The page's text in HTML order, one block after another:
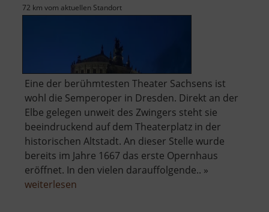
72 km vom aktuellen Standort
Eine der berühmtesten Theater Sachsens ist
wohl die Semperoper in Dresden. Direkt an der
Elbe gelegen unweit des Zwingers steht sie
beeindruckend auf dem Theaterplatz in der
historischen Altstadt. An dieser Stelle wurde
bereits im Jahre 1667 das erste Opernhaus
eröffnet. In den vielen darauffolgende.. »
weiterlesen